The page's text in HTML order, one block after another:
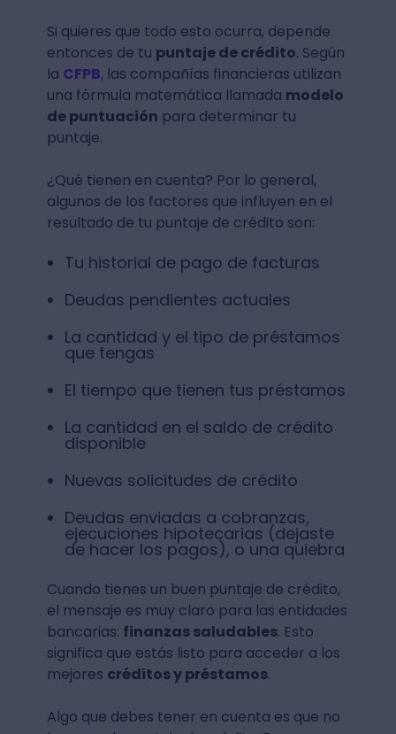
Si quieres que todo esto ocurra, depende
entonces de tu puntaje de crédito. Según
la CFPB, las compañías financieras utilizan
una fórmula matemática llamada modelo
de puntuación para determinar tu
puntaje.
¿Qué tienen en cuenta? Por lo general,
algunos de los factores que influyen en el
resultado de tu puntaje de crédito son:
Tu historial de pago de facturas
Deudas pendientes actuales
La cantidad y el tipo de préstamos
que tengas
El tiempo que tienen tus préstamos
La cantidad en el saldo de crédito
disponible
Nuevas solicitudes de crédito
Deudas enviadas a cobranzas,
ejecuciones hipotecarias (dejaste
de hacer los pagos), o una quiebra
Cuando tienes un buen puntaje de crédito,
el mensaje es muy claro para las entidades
bancarias: finanzas saludables. Esto
significa que estás listo para acceder a los
mejores créditos y préstamos.
Algo que debes tener en cuenta es que no